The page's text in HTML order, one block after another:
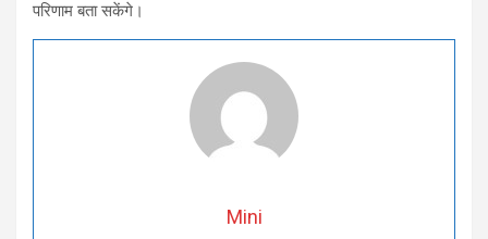
परिणाम बता सकेंगे।
Mini